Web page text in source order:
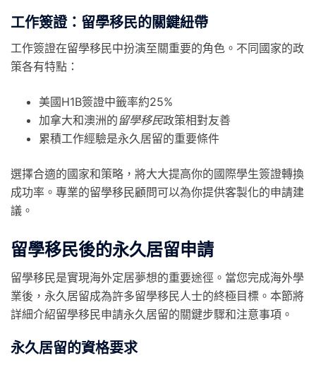
工作簽證：留學移民的關鍵紐帶
工作簽證在留學移民中扮演至關重要的角色。不同國家的政
策各有特點：
美國H1B簽證中籤率約25%
加拿大和澳洲的 留學移民政策相對友善
累積工作經驗是永久居留的重要條件
選擇合適的國家和策略，將大大提高你的國際學生簽證轉換
成功率。專業的留學移民顧問可以為你提供客製化的申請建
議。
留學移民後的永久居留申請
留學移民是實現海外定居夢想的重要途徑。當您完成海外學
業後，永久居留成為許多留學移民人士的終極目標。本節將
詳細介紹留學移民申請永久居留的關鍵步驟和注意事項。
永久居留的資格要求